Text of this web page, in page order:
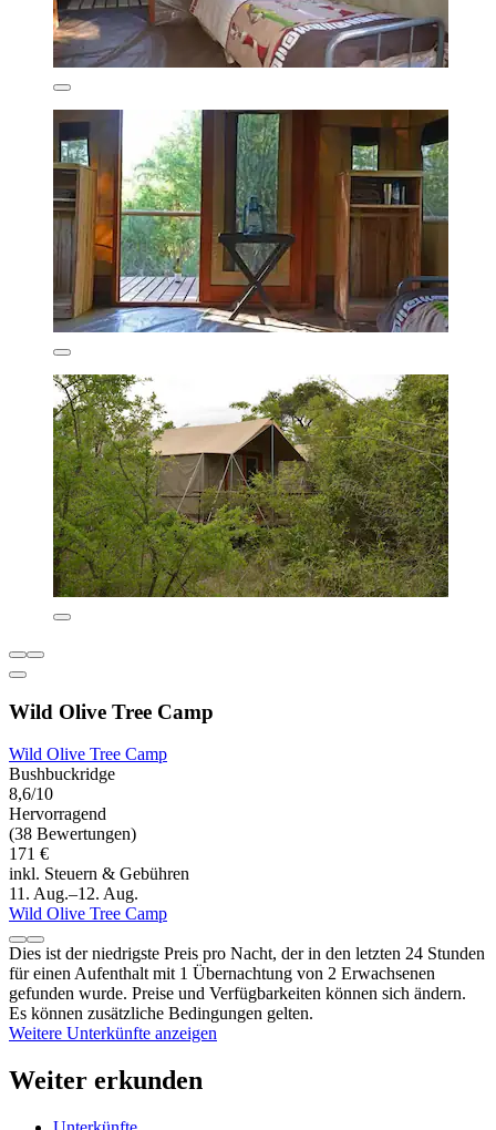
Wild Olive Tree Camp
Wild Olive Tree Camp
Bushbuckridge
8,6/10
Hervorragend
(38 Bewertungen)
171 €
inkl. Steuern & Gebühren
11. Aug.–12. Aug.
Wild Olive Tree Camp
Dies ist der niedrigste Preis pro Nacht, der in den letzten 24 Stunden
für einen Aufenthalt mit 1 Übernachtung von 2 Erwachsenen
gefunden wurde. Preise und Verfügbarkeiten können sich ändern.
Es können zusätzliche Bedingungen gelten.
Weitere Unterkünfte anzeigen
Weiter erkunden